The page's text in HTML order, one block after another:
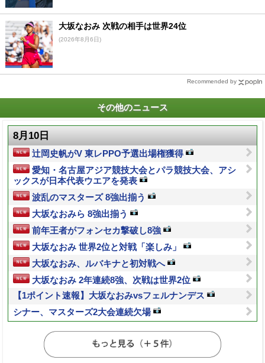
大坂なおみ 次戦の相手は世界24位
(2026年8月6日)
Recommended by
その他のニュース
8月10日
辻岡史帆がV 東レPPO予選出場権獲得
愛知・名古屋アジア競技大会とパラ競技大会、アシ
ックスが日本代表ウエアを発表
波乱のマスターズ 8強出揃う
大坂なおみら 8強出揃う
前年王者がフォンセカ撃破し8強
大坂なおみ 世界2位と対戦「楽しみ」
大坂なおみ、ルバキナと初対戦へ
大坂なおみ 2年連続8強、次戦は世界2位
【1ポイント速報】大坂なおみvsフェルナンデス
シナー、マスターズ2大会連続欠場